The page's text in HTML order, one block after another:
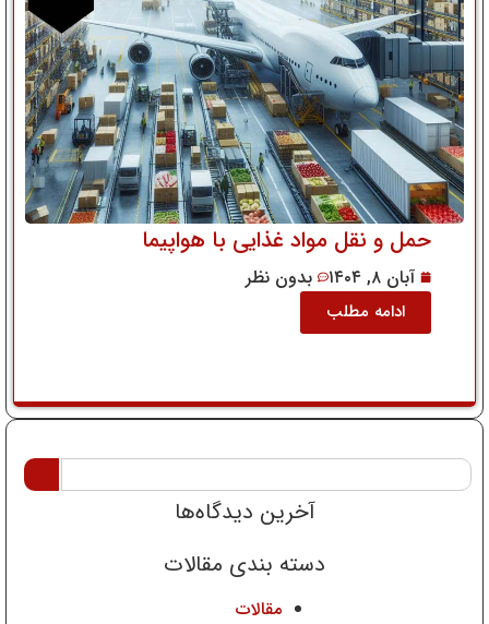
حمل و نقل مواد غذایی با هواپیما
آبان ۸, ۱۴۰۴ بدون نظر
ادامه مطلب
آخرین دیدگاه‌ها
دسته بندی مقالات
مقالات